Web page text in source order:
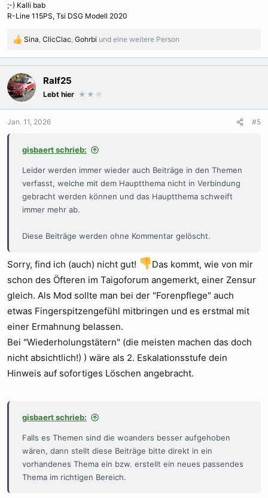
;-) Kalli bab
R-Line 115PS, Tsi DSG Modell 2020
R
a
k
t
i
o
n
Sina, ClicClac, Gohrbi und eine weitere Person
Ralf25
Lebt hier ★★ ☆
Jan. 11, 2026 #5
gisbaert schrieb:
Leider werden immer wieder auch Beiträge in den Themen
verfasst, welche mit dem Hauptthema nicht in Verbindung
gebracht werden können und das Hauptthema schweift
immer mehr ab.
Diese Beiträge werden ohne Kommentar gelöscht.
Sorry, find ich (auch) nicht gut!
Das kommt, wie von mir
schon des Öfteren im Taigoforum angemerkt, einer Zensur
gleich. Als Mod sollte man bei der "Forenpflege" auch
etwas Fingerspitzengefühl mitbringen und es erstmal mit
einer Ermahnung belassen.
Bei "Wiederholungstätern" (die meisten machen das doch
nicht absichtlich!) ) wäre als 2. Eskalationsstufe dein
Hinweis auf sofortiges Löschen angebracht.
gisbaert schrieb:
Falls es Themen sind die woanders besser aufgehoben
wären, dann stellt diese Beiträge bitte direkt in ein
vorhandenes Thema ein bzw. erstellt ein neues passendes
Thema im richtigen Bereich.